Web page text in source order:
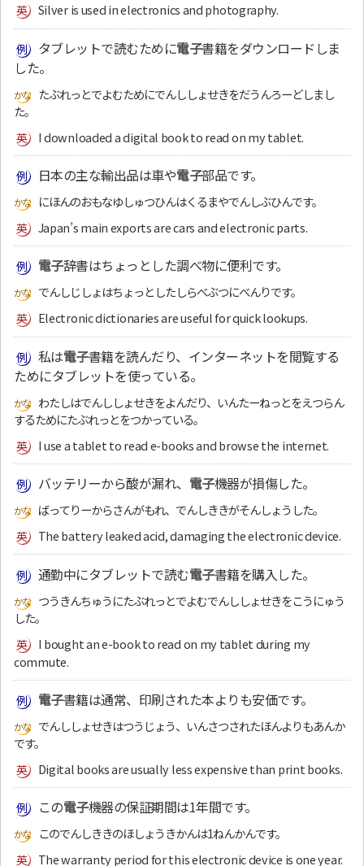
Silver is used in electronics and photography.
タブレットで読むために電子書籍をダウンロードしま
した。
たぶれっとでよむためにでんししょせきをだうんろーどしまし
た。
I downloaded a digital book to read on my tablet.
日本の主な輸出品は車や電子部品です。
にほんのおもなゆしゅつひんはくるまやでんしぶひんです。
Japan’s main exports are cars and electronic parts.
電子辞書はちょっとした調べ物に便利です。
でんしじしょはちょっとしたしらべぶつにべんりです。
Electronic dictionaries are useful for quick lookups.
私は電子書籍を読んだり、インターネットを閲覧する
ためにタブレットを使っている。
わたしはでんししょせきをよんだり、いんたーねっとをえつらん
するためにたぶれっとをつかっている。
I use a tablet to read e-books and browse the internet.
バッテリーから酸が漏れ、 電子機器が損傷した。
ばってりーからさんがもれ、でんしききがそんしょうした。
The battery leaked acid, damaging the electronic device.
通勤中にタブレットで読む電子書籍を購入した。
つうきんちゅうにたぶれっとでよむでんししょせきをこうにゅう
した。
I bought an e-book to read on my tablet during my
commute.
電子書籍は通常、印刷された本よりも安価です。
でんししょせきはつうじょう、いんさつされたほんよりもあんか
です。
Digital books are usually less expensive than print books.
この電子機器の保証期間は1年間です。
このでんしききのほしょうきかんは1ねんかんです。
The warranty period for this electronic device is one year.